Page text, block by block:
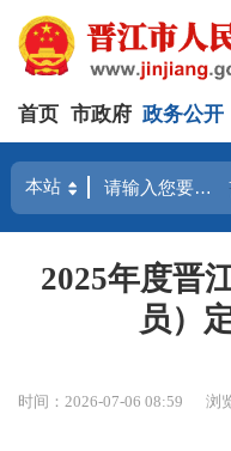
首页 市政府 政务公开
2025年度晋
员）
时间：2026-07-06 08:59 浏